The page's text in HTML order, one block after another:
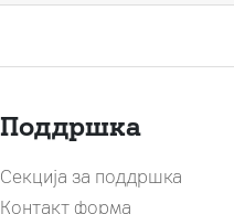
Поддршка
Секција за поддршка
Контакт форма